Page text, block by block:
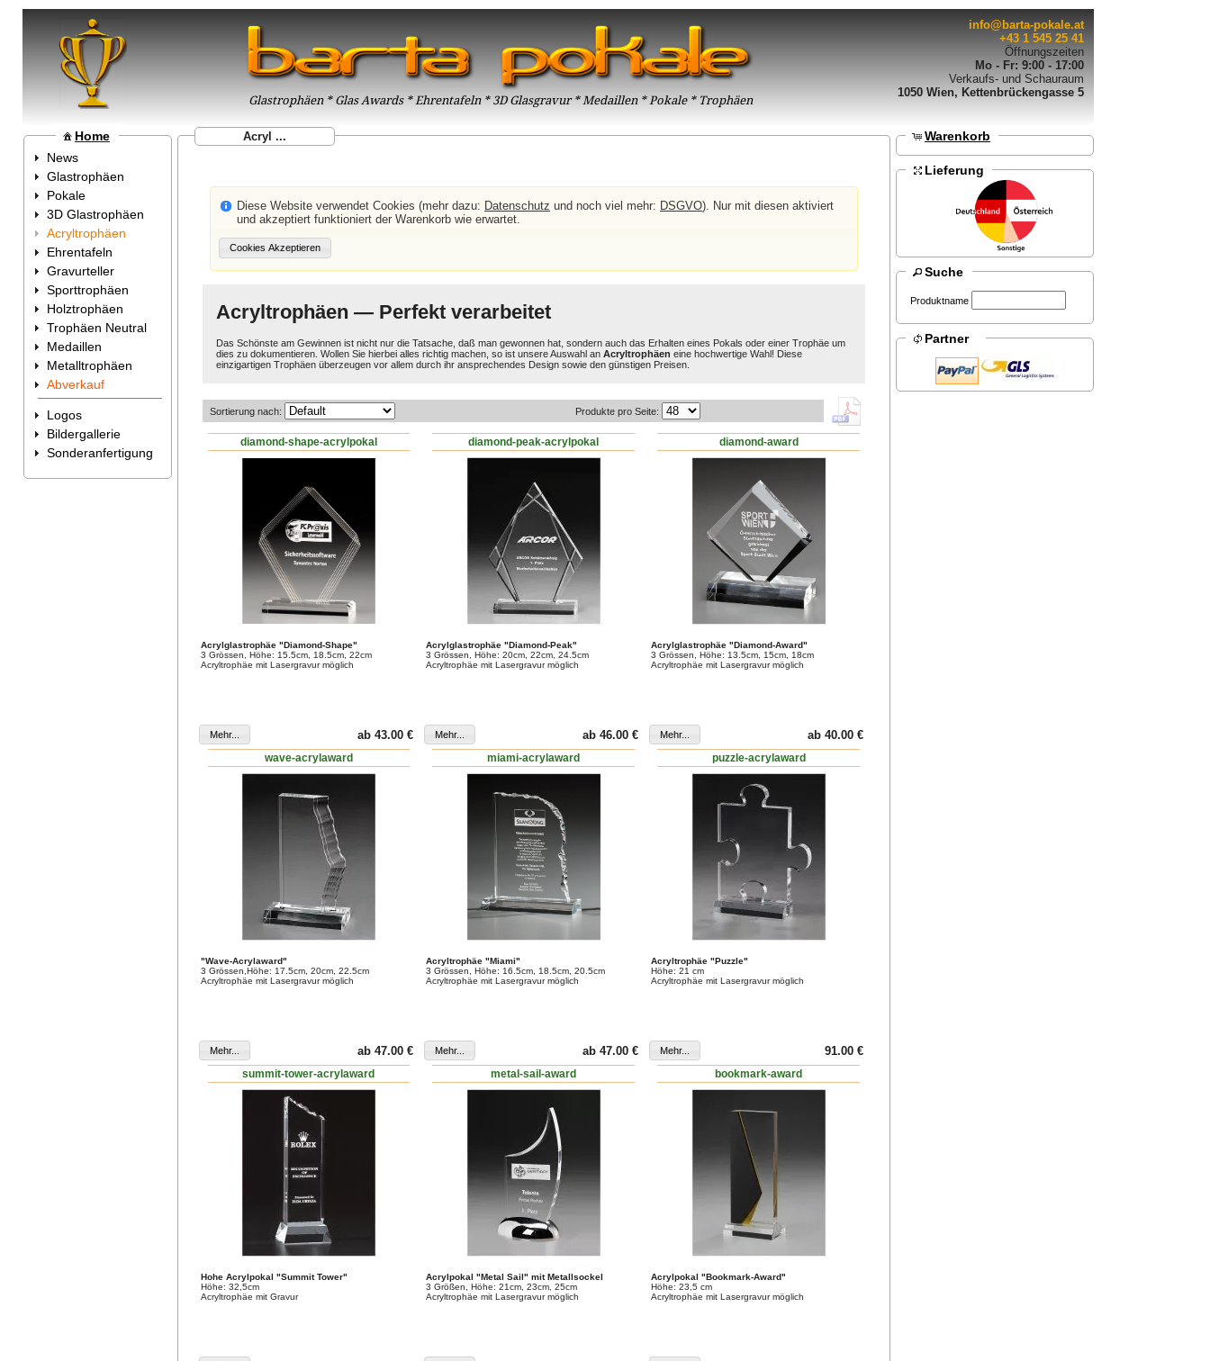
Glastrophäen * Glas Awards * Ehrentafeln * 3D Glasgravur * Medaillen * Pokale * Trophäen
info@barta-pokale.at
+43 1 545 25 41
Öffnungszeiten
Mo - Fr: 9:00 - 17:00
Verkaufs- und Schauraum
1050 Wien, Kettenbrückengasse 5
Home
News
Glastrophäen
Pokale
3D Glastrophäen
Acryltrophäen
Ehrentafeln
Gravurteller
Sporttrophäen
Holztrophäen
Trophäen Neutral
Medaillen
Metalltrophäen
Abverkauf
Logos
Bildergallerie
Sonderanfertigung
Acryl ...
Diese Website verwendet Cookies (mehr dazu: Datenschutz und noch viel mehr: DSGVO). Nur mit diesen aktiviert
und akzeptiert funktioniert der Warenkorb wie erwartet.
Acryltrophäen — Perfekt verarbeitet
Das Schönste am Gewinnen ist nicht nur die Tatsache, daß man gewonnen hat, sondern auch das Erhalten eines Pokals oder einer Trophäe um
dies zu dokumentieren. Wollen Sie hierbei alles richtig machen, so ist unsere Auswahl an Acryltrophäen eine hochwertige Wahl! Diese
einzigartigen Trophäen überzeugen vor allem durch ihr ansprechendes Design sowie den günstigen Preisen.
Sortierung nach: Produkte pro Seite:
diamond-shape-acrylpokal
Acrylglastrophäe "Diamond-Shape"
3 Grössen, Höhe: 15.5cm, 18.5cm, 22cm
Acryltrophäe mit Lasergravur möglich
ab 43.00 €
diamond-peak-acrylpokal
Acrylglastrophäe "Diamond-Peak"
3 Grössen, Höhe: 20cm, 22cm, 24.5cm
Acryltrophäe mit Lasergravur möglich
ab 46.00 €
diamond-award
Acrylglastrophäe "Diamond-Award"
3 Grössen, Höhe: 13.5cm, 15cm, 18cm
Acryltrophäe mit Lasergravur möglich
ab 40.00 €
wave-acrylaward
"Wave-Acrylaward"
3 Grössen,Höhe: 17.5cm, 20cm, 22.5cm
Acryltrophäe mit Lasergravur möglich
ab 47.00 €
miami-acrylaward
Acryltrophäe "Miami"
3 Grössen, Höhe: 16.5cm, 18.5cm, 20.5cm
Acryltrophäe mit Lasergravur möglich
ab 47.00 €
puzzle-acrylaward
Acryltrophäe "Puzzle"
Höhe: 21 cm
Acryltrophäe mit Lasergravur möglich
91.00 €
summit-tower-acrylaward
Hohe Acrylpokal "Summit Tower"
Höhe: 32,5cm
Acryltrophäe mit Gravur
metal-sail-award
Acrylpokal "Metal Sail" mit Metallsockel
3 Größen, Höhe: 21cm, 23cm, 25cm
Acryltrophäe mit Lasergravur möglich
bookmark-award
Acrylpokal "Bookmark-Award"
Höhe: 23,5 cm
Acryltrophäe mit Lasergravur möglich
Warenkorb
Lieferung
Suche
Produktname
Partner